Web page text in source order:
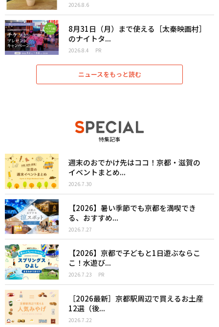
2026.8.6
8月31日（月）まで使える［太秦映画村］
のナイトタ...
2026.8.4 PR
ニュースをもっと読む
特集記事
週末のおでかけ先はココ！京都・滋賀の
イベントまとめ...
2026.7.30
【2026】暑い季節でも京都を満喫でき
る、おすすめ...
2026.7.27
【2026】京都で子どもと1日遊ぶならこ
こ！水遊び...
2026.7.23 PR
［2026最新］京都駅周辺で買えるお土産
12選（後...
2026.7.22